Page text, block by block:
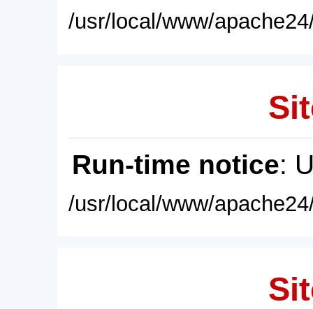
/usr/local/www/
Run-time notice:
/usr/local/www/